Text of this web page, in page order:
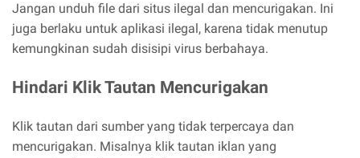
Jangan unduh file dari situs ilegal dan mencurigakan. Ini
juga berlaku untuk aplikasi ilegal, karena tidak menutup
kemungkinan sudah disisipi virus berbahaya.
Hindari Klik Tautan Mencurigakan
Klik tautan dari sumber yang tidak terpercaya dan
mencurigakan. Misalnya klik tautan iklan yang